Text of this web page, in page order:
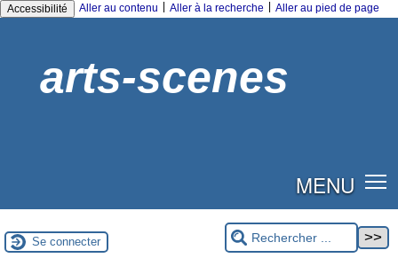
Accessibilité Aller au contenu Aller à la recherche Aller au pied de page
arts-scenes
MENU
Se connecter